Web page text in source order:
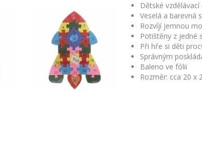
Dětské
Veselá a barevná
Rozvíjí jemnou
Potištěny z jedné
Při hře si děti
Správným
Baleno ve fólii
Rozměr: cca 20 x